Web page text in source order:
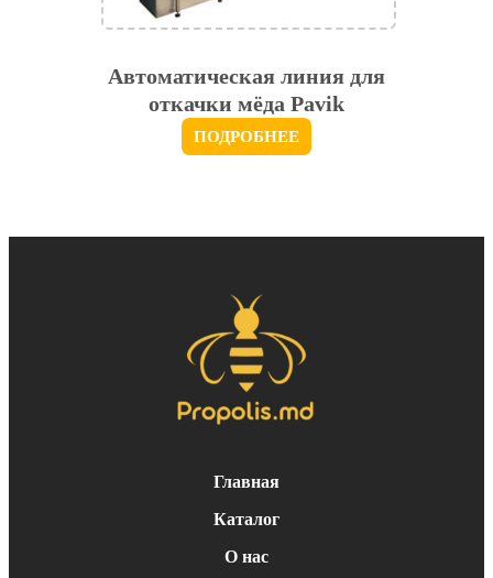
Автоматическая линия для
откачки мёда Pavik
ПОДРОБНЕЕ
Главная
Каталог
О нас